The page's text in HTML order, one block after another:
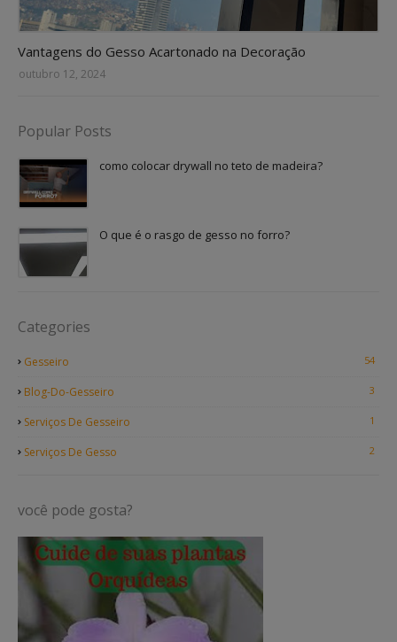
Vantagens do Gesso Acartonado na Decoração
outubro 12, 2024
Popular Posts
como colocar drywall no teto de madeira?
O que é o rasgo de gesso no forro?
Categories
Gesseiro 54
Blog-Do-Gesseiro 3
Serviços De Gesseiro 1
Serviços De Gesso 2
você pode gosta?